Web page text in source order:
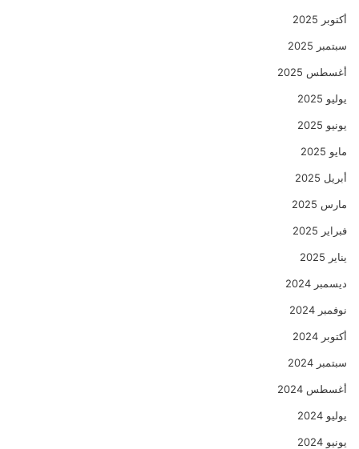
أكتوبر 2025
سبتمبر 2025
أغسطس 2025
يوليو 2025
يونيو 2025
مايو 2025
أبريل 2025
مارس 2025
فبراير 2025
يناير 2025
ديسمبر 2024
نوفمبر 2024
أكتوبر 2024
سبتمبر 2024
أغسطس 2024
يوليو 2024
يونيو 2024